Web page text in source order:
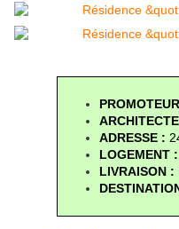
ADRESSE :
LOGEMENT :
LIVRAISON :